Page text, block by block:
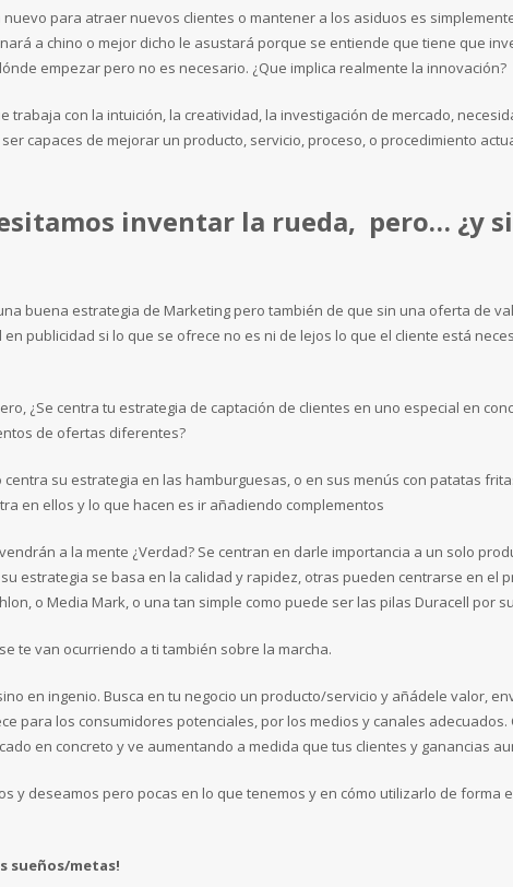
para atraer nuevos clientes o mantener a los asiduos es
a chino o mejor dicho le asustará porque se entiende que tiene que
empezar pero no es necesario. ¿Que implica realmente la innovación?
trabaja con la intuición, la creatividad, la investigación de mercado,
capaces de mejorar un producto, servicio, proceso, o procedimiento
inventar la rueda, pero… ¿y
buena estrategia de Marketing pero también de que sin una oferta de
publicidad si lo que se ofrece no es ni de lejos lo que el cliente está
¿Se centra tu estrategia de captación de clientes en uno especial en
de ofertas diferentes?
centra su estrategia en las hamburguesas, o en sus menús con patatas
en ellos y lo que hacen es ir añadiendo complementos
a la mente ¿Verdad? Se centran en darle importancia a un solo
estrategia se basa en la calidad y rapidez, otras pueden centrarse en el
o Media Mark, o una tan simple como puede ser las pilas Duracell por
te van ocurriendo a ti también sobre la marcha.
en ingenio. Busca en tu negocio un producto/servicio y añádele valor,
para los consumidores potenciales, por los medios y canales
en concreto y ve aumentando a medida que tus clientes y ganancias
y deseamos pero pocas en lo que tenemos y en cómo utilizarlo de forma
sueños/metas!